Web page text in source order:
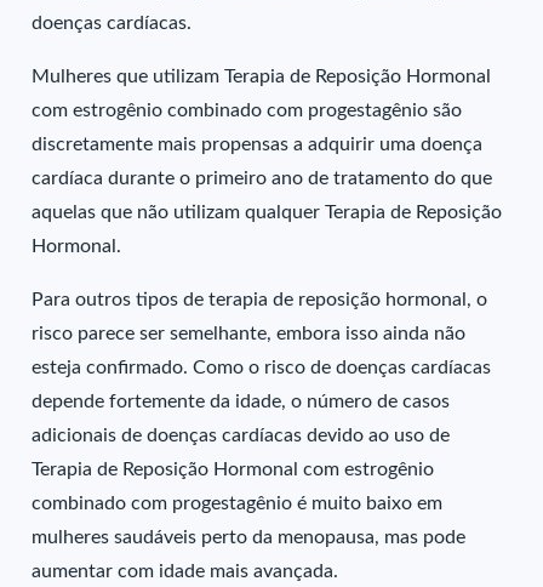
doenças cardíacas.
Mulheres que utilizam Terapia de Reposição Hormonal
com estrogênio combinado com progestagênio são
discretamente mais propensas a adquirir uma doença
cardíaca durante o primeiro ano de tratamento do que
aquelas que não utilizam qualquer Terapia de Reposição
Hormonal.
Para outros tipos de terapia de reposição hormonal, o
risco parece ser semelhante, embora isso ainda não
esteja confirmado. Como o risco de doenças cardíacas
depende fortemente da idade, o número de casos
adicionais de doenças cardíacas devido ao uso de
Terapia de Reposição Hormonal com estrogênio
combinado com progestagênio é muito baixo em
mulheres saudáveis perto da menopausa, mas pode
aumentar com idade mais avançada.